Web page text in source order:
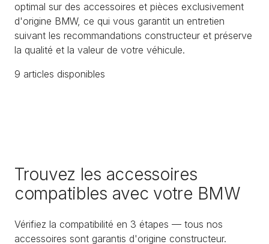
optimal sur des accessoires et pièces exclusivement
d'origine BMW, ce qui vous garantit un entretien
suivant les recommandations constructeur et préserve
la qualité et la valeur de votre véhicule.
9 articles disponibles
Trouvez les accessoires
compatibles avec votre BMW
Vérifiez la compatibilité en 3 étapes — tous nos
accessoires sont garantis d'origine constructeur.